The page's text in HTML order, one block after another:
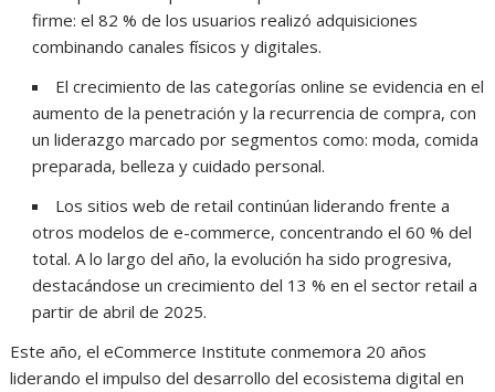
firme: el 82 % de los usuarios realizó adquisiciones
combinando canales físicos y digitales.
El crecimiento de las categorías online se evidencia en el
aumento de la penetración y la recurrencia de compra, con
un liderazgo marcado por segmentos como: moda, comida
preparada, belleza y cuidado personal.
Los sitios web de retail continúan liderando frente a
otros modelos de e-commerce, concentrando el 60 % del
total. A lo largo del año, la evolución ha sido progresiva,
destacándose un crecimiento del 13 % en el sector retail a
partir de abril de 2025.
Este año, el eCommerce Institute conmemora 20 años
liderando el impulso del desarrollo del ecosistema digital en